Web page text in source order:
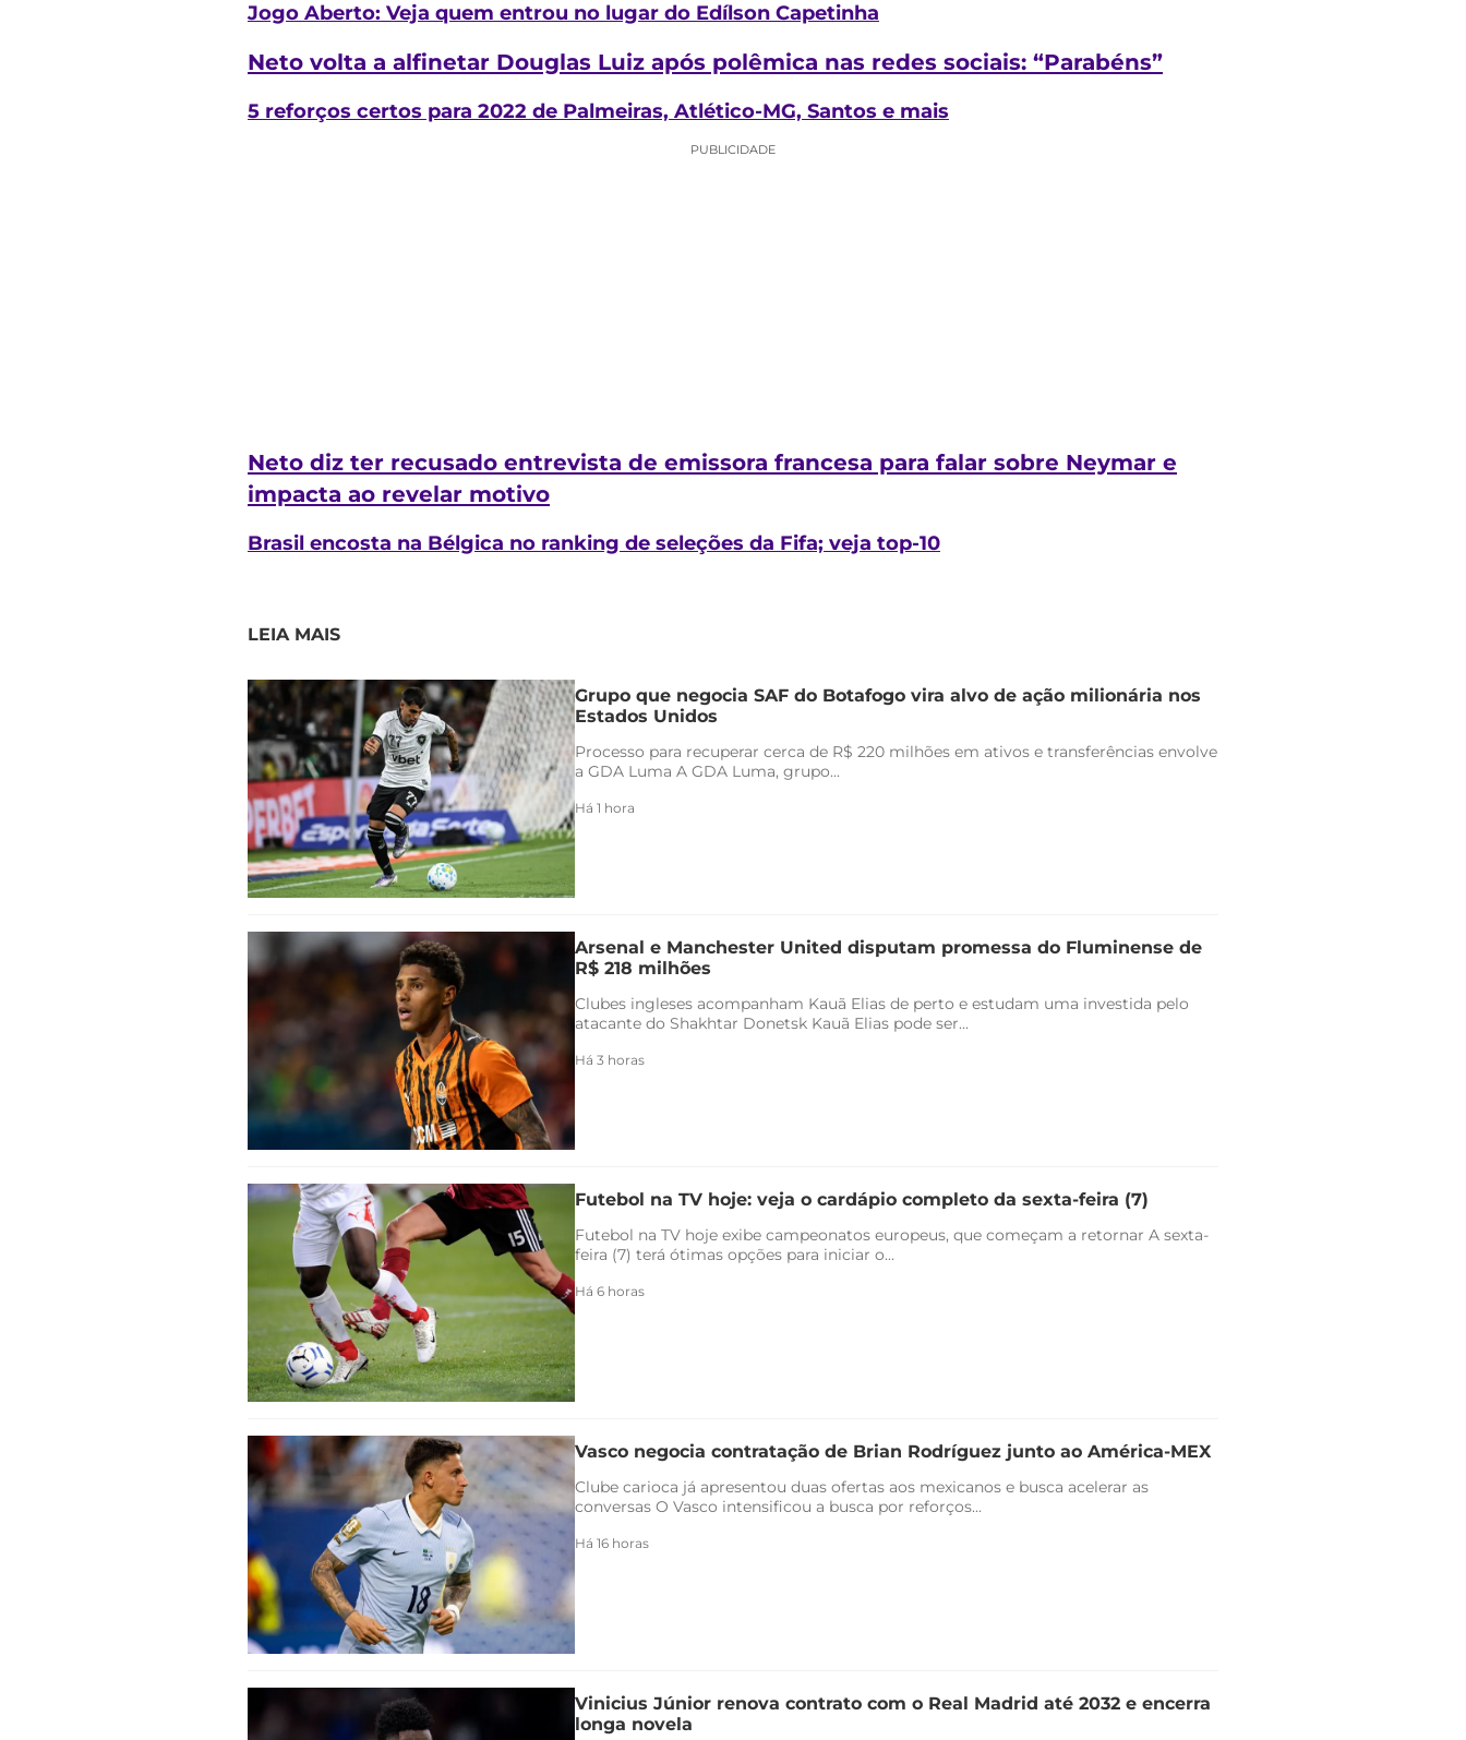
Jogo Aberto: Veja quem entrou no lugar do Edílson Capetinha
Neto volta a alfinetar Douglas Luiz após polêmica nas redes sociais: “Parabéns”
5 reforços certos para 2022 de Palmeiras, Atlético-MG, Santos e mais
PUBLICIDADE
Neto diz ter recusado entrevista de emissora francesa para falar sobre Neymar e
impacta ao revelar motivo
Brasil encosta na Bélgica no ranking de seleções da Fifa; veja top-10
LEIA MAIS
Grupo que negocia SAF do Botafogo vira alvo de ação milionária nos
Estados Unidos
Processo para recuperar cerca de R$ 220 milhões em ativos e transferências envolve
a GDA Luma A GDA Luma, grupo...
Há 1 hora
Arsenal e Manchester United disputam promessa do Fluminense de
R$ 218 milhões
Clubes ingleses acompanham Kauã Elias de perto e estudam uma investida pelo
atacante do Shakhtar Donetsk Kauã Elias pode ser...
Há 3 horas
Futebol na TV hoje: veja o cardápio completo da sexta-feira (7)
Futebol na TV hoje exibe campeonatos europeus, que começam a retornar A sexta-
feira (7) terá ótimas opções para iniciar o...
Há 6 horas
Vasco negocia contratação de Brian Rodríguez junto ao América-MEX
Clube carioca já apresentou duas ofertas aos mexicanos e busca acelerar as
conversas O Vasco intensificou a busca por reforços...
Há 16 horas
Vinicius Júnior renova contrato com o Real Madrid até 2032 e encerra
longa novela